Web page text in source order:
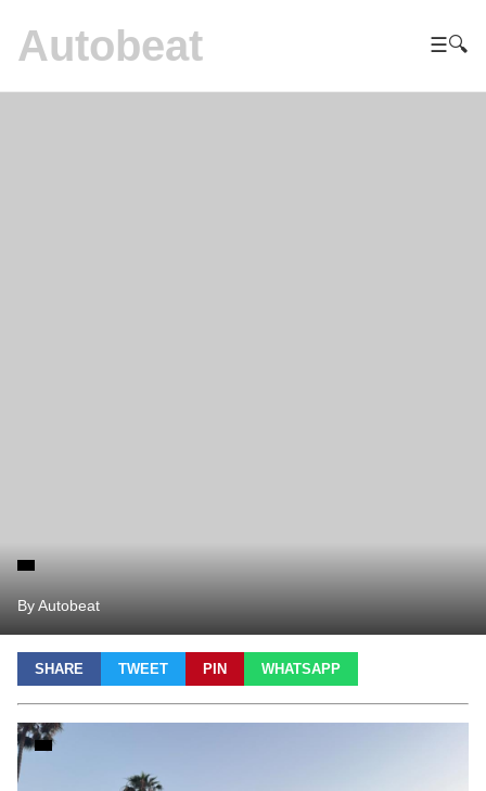
Autobeat ☰🔍
By Autobeat
SHARE TWEET PIN WHATSAPP